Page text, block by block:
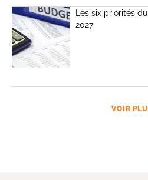
Les six priorités
2027
VOIR